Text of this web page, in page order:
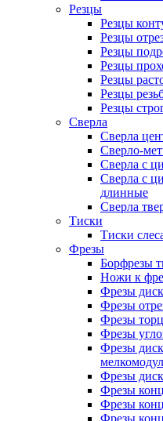
Резцы
Резцы
Резцы
Резцы
Резцы
Резцы
Резцы
Резцы
Сверла
Сверла
Сверло-
Сверла с
Сверла с
длинные
Сверла
Тиски
Тиски
Фрезы
Борфрезы
Ножи к
Фрезы
Фрезы
Фрезы
Фрезы
Фрезы
Фрезы
Фрезы
Фрезы
Фрезы